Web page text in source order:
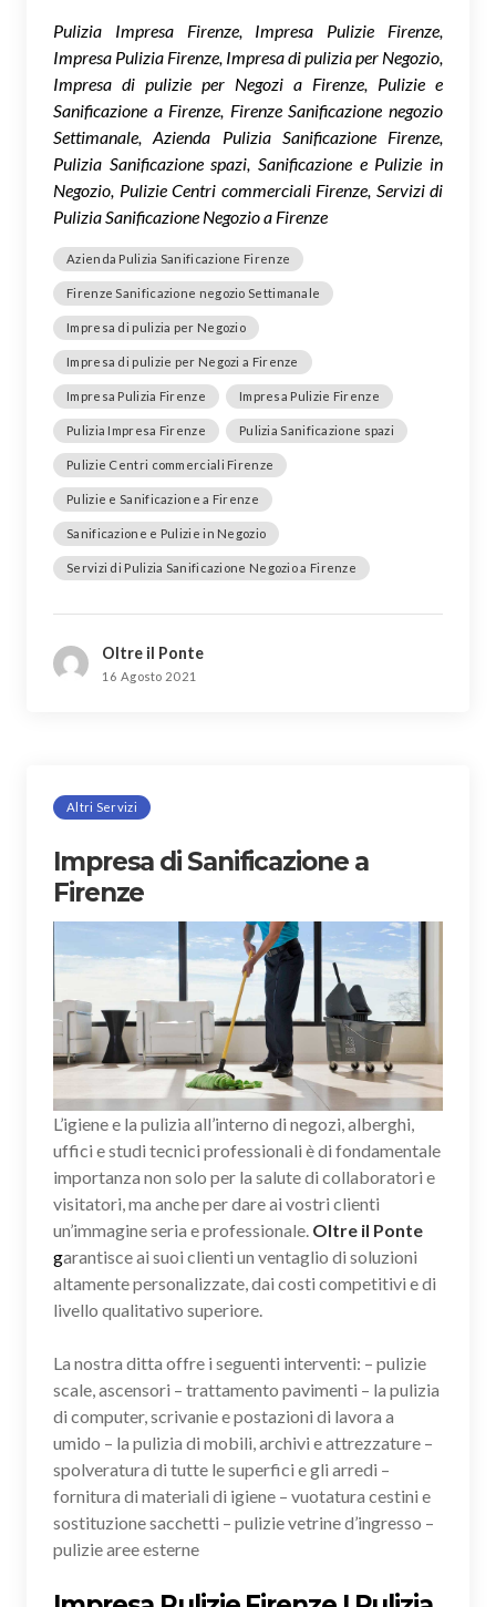
Pulizia Impresa Firenze, Impresa Pulizie Firenze,
Impresa Pulizia Firenze, Impresa di pulizia per Negozio,
Impresa di pulizie per Negozi a Firenze, Pulizie e
Sanificazione a Firenze, Firenze Sanificazione negozio
Settimanale, Azienda Pulizia Sanificazione Firenze,
Pulizia Sanificazione spazi, Sanificazione e Pulizie in
Negozio, Pulizie Centri commerciali Firenze, Servizi di
Pulizia Sanificazione Negozio a Firenze
Azienda Pulizia Sanificazione Firenze
Firenze Sanificazione negozio Settimanale
Impresa di pulizia per Negozio
Impresa di pulizie per Negozi a Firenze
Impresa Pulizia Firenze Impresa Pulizie Firenze
Pulizia Impresa Firenze Pulizia Sanificazione spazi
Pulizie Centri commerciali Firenze
Pulizie e Sanificazione a Firenze
Sanificazione e Pulizie in Negozio
Servizi di Pulizia Sanificazione Negozio a Firenze
Oltre il Ponte
16 Agosto 2021
Altri Servizi
Impresa di Sanificazione a
Firenze
L’igiene e la pulizia all’interno di negozi, alberghi,
uffici e studi tecnici professionali è di fondamentale
importanza non solo per la salute di collaboratori e
visitatori, ma anche per dare ai vostri clienti
un’immagine seria e professionale. Oltre il Ponte
garantisce ai suoi clienti un ventaglio di soluzioni
altamente personalizzate, dai costi competitivi e di
livello qualitativo superiore.
La nostra ditta offre i seguenti interventi: – pulizie
scale, ascensori – trattamento pavimenti – la pulizia
di computer, scrivanie e postazioni di lavora a
umido – la pulizia di mobili, archivi e attrezzature –
spolveratura di tutte le superfici e gli arredi –
fornitura di materiali di igiene – vuotatura cestini e
sostituzione sacchetti – pulizie vetrine d’ingresso –
pulizie aree esterne